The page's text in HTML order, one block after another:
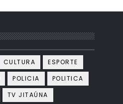
CULTURA
ESPORTE
POLICIA
POLITICA
TV JITAÚNA